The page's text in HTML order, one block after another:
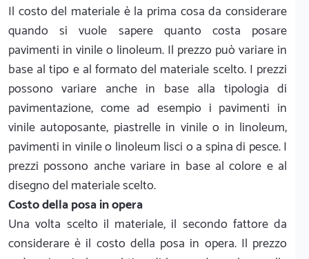
Il costo del materiale è la prima cosa da considerare
quando si vuole sapere quanto costa posare
pavimenti in vinile o linoleum. Il prezzo può variare in
base al tipo e al formato del materiale scelto. I prezzi
possono variare anche in base alla tipologia di
pavimentazione, come ad esempio i pavimenti in
vinile autoposante, piastrelle in vinile o in linoleum,
pavimenti in vinile o linoleum lisci o a spina di pesce. I
prezzi possono anche variare in base al colore e al
disegno del materiale scelto.
Costo della posa in opera
Una volta scelto il materiale, il secondo fattore da
considerare è il costo della posa in opera. Il prezzo